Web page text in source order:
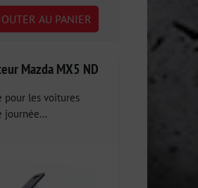
AU PANIER
Mazda MX5 ND
pour les voitures
journée...